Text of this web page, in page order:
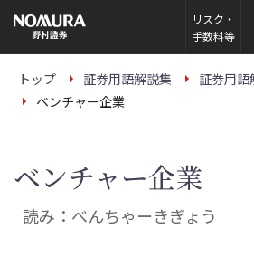
の
ー
リスク・
手数料等
トップ 証券用語解説集
証券用語
ベンチャー企業
ベンチャー企業
読み：べんちゃーきぎょう